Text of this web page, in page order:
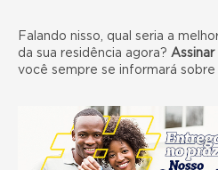
Falando nisso, qual seria a
da sua residência agora?
você sempre se informará sobre